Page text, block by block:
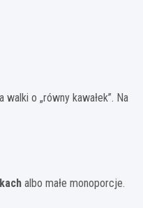
o „równy kawałek”. Na
albo małe monoporcje.